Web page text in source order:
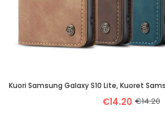
€14.20 €14.20